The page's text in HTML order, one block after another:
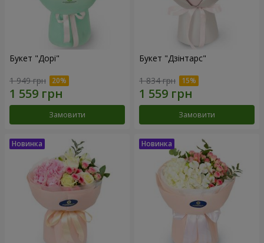
Букет "Дорі"
1 949 грн
Замовити
Букет "Дзінтарс"
1 834 грн
Замовити